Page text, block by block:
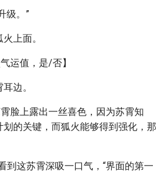
级。”
上面。
运值，是/否】
边。
脸上露出一丝喜色，因为苏霄知
的关键，而狐火能够得到强化，那
到这苏霄深吸一口气，“界面的第一